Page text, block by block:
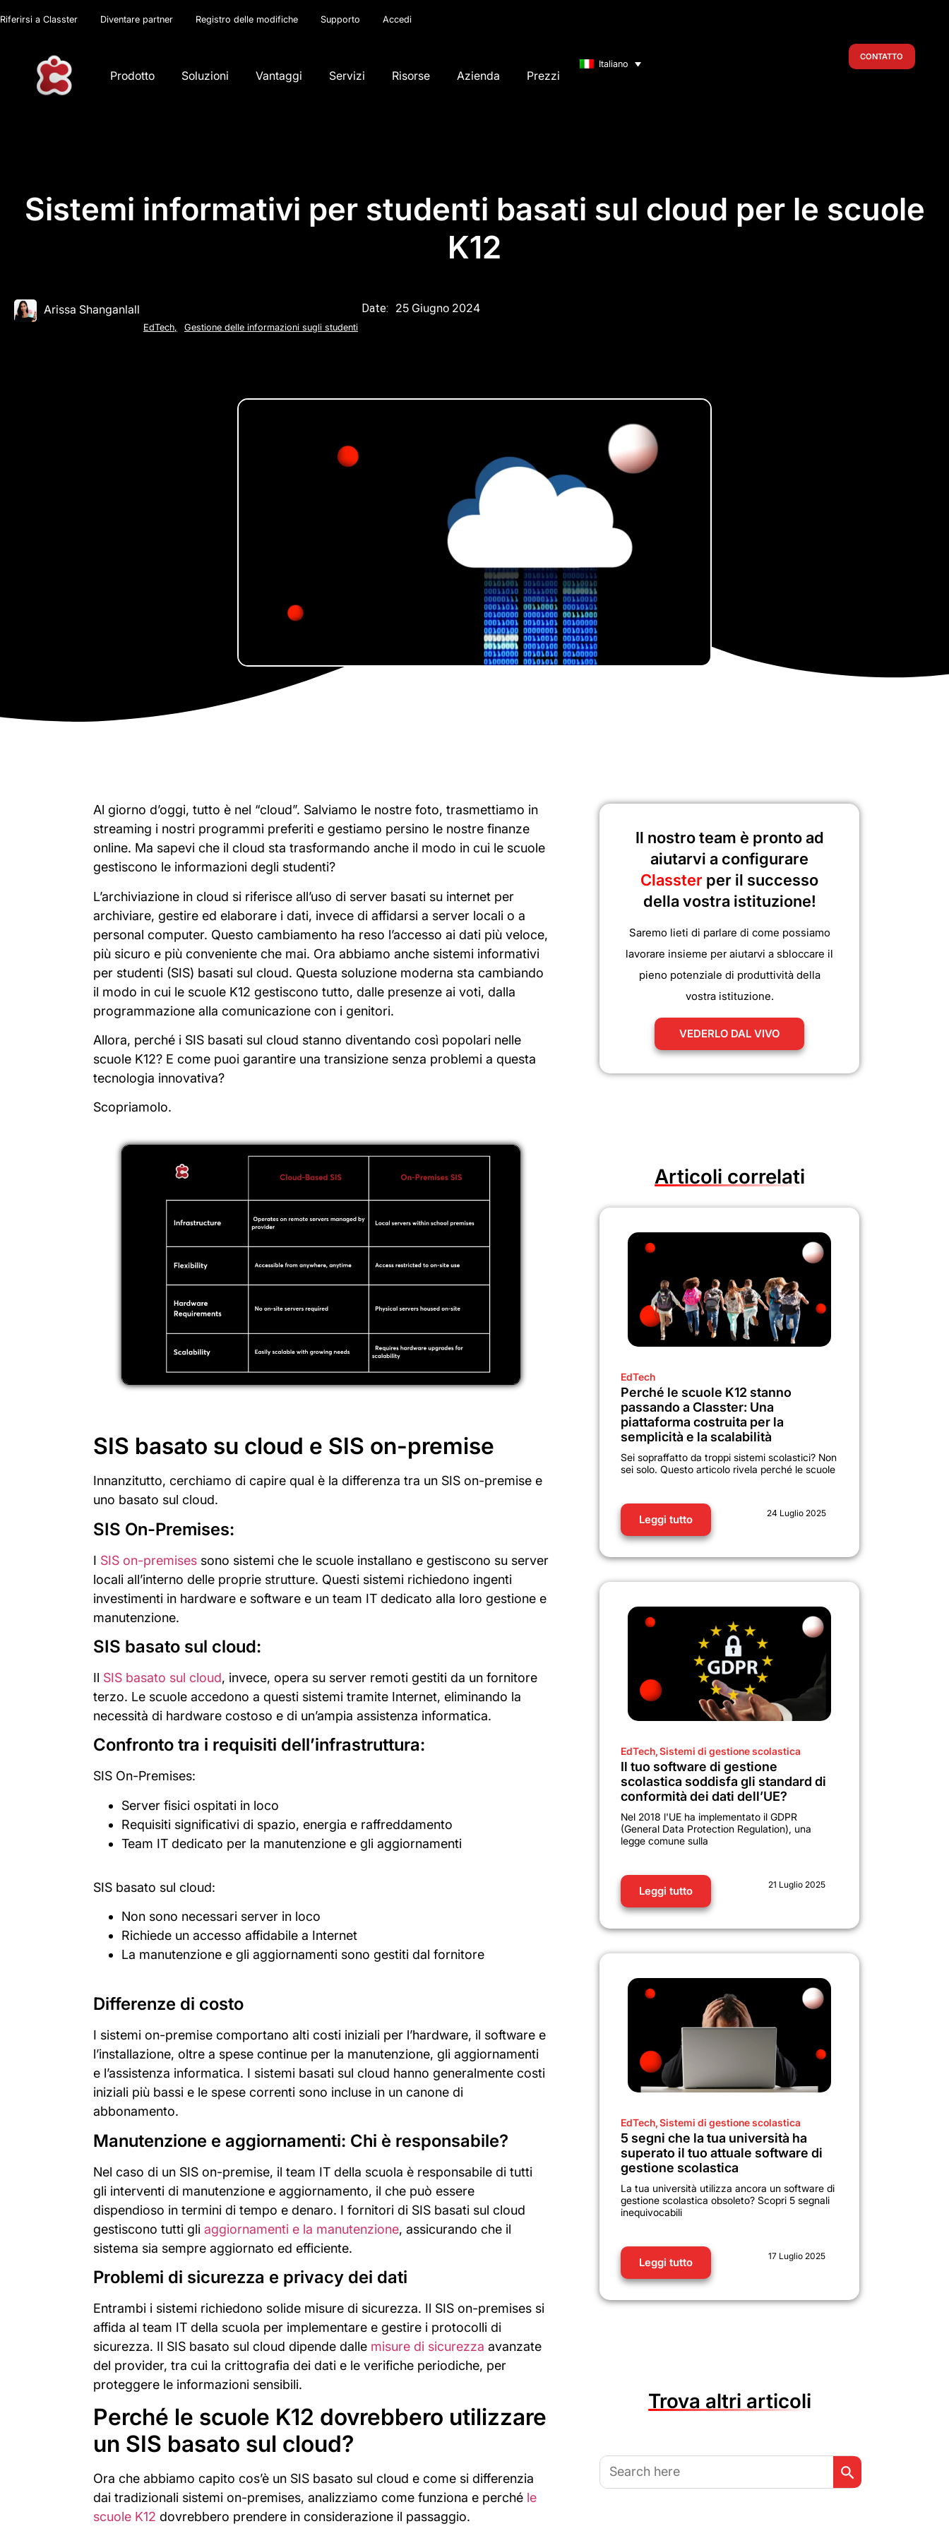
Riferirsi a Classter Diventare partner Registro delle modifiche Supporto Accedi
Prodotto Soluzioni Vantaggi Servizi Risorse Azienda Prezzi
Italiano
CONTATTO
Sistemi informativi per studenti basati sul cloud per le scuole
K12
Arissa Shanganlall
EdTech, Gestione delle informazioni sugli studenti
Date: 25 Giugno 2024
Al giorno d’oggi, tutto è nel “cloud”. Salviamo le nostre foto, trasmettiamo in
streaming i nostri programmi preferiti e gestiamo persino le nostre finanze
online. Ma sapevi che il cloud sta trasformando anche il modo in cui le scuole
gestiscono le informazioni degli studenti?
L’archiviazione in cloud si riferisce all’uso di server basati su internet per
archiviare, gestire ed elaborare i dati, invece di affidarsi a server locali o a
personal computer. Questo cambiamento ha reso l’accesso ai dati più veloce,
più sicuro e più conveniente che mai. Ora abbiamo anche sistemi informativi
per studenti (SIS) basati sul cloud. Questa soluzione moderna sta cambiando
il modo in cui le scuole K12 gestiscono tutto, dalle presenze ai voti, dalla
programmazione alla comunicazione con i genitori.
Allora, perché i SIS basati sul cloud stanno diventando così popolari nelle
scuole K12? E come puoi garantire una transizione senza problemi a questa
tecnologia innovativa?
Scopriamolo.
SIS basato su cloud e SIS on-premise
Innanzitutto, cerchiamo di capire qual è la differenza tra un SIS on-premise e
uno basato sul cloud.
SIS On-Premises:
I SIS on-premises sono sistemi che le scuole installano e gestiscono su server
locali all’interno delle proprie strutture. Questi sistemi richiedono ingenti
investimenti in hardware e software e un team IT dedicato alla loro gestione e
manutenzione.
SIS basato sul cloud:
Il SIS basato sul cloud, invece, opera su server remoti gestiti da un fornitore
terzo. Le scuole accedono a questi sistemi tramite Internet, eliminando la
necessità di hardware costoso e di un’ampia assistenza informatica.
Confronto tra i requisiti dell’infrastruttura:
SIS On-Premises:
Server fisici ospitati in loco
Requisiti significativi di spazio, energia e raffreddamento
Team IT dedicato per la manutenzione e gli aggiornamenti
SIS basato sul cloud:
Non sono necessari server in loco
Richiede un accesso affidabile a Internet
La manutenzione e gli aggiornamenti sono gestiti dal fornitore
Differenze di costo
I sistemi on-premise comportano alti costi iniziali per l’hardware, il software e
l’installazione, oltre a spese continue per la manutenzione, gli aggiornamenti
e l’assistenza informatica. I sistemi basati sul cloud hanno generalmente costi
iniziali più bassi e le spese correnti sono incluse in un canone di
abbonamento.
Manutenzione e aggiornamenti: Chi è responsabile?
Nel caso di un SIS on-premise, il team IT della scuola è responsabile di tutti
gli interventi di manutenzione e aggiornamento, il che può essere
dispendioso in termini di tempo e denaro. I fornitori di SIS basati sul cloud
gestiscono tutti gli aggiornamenti e la manutenzione, assicurando che il
sistema sia sempre aggiornato ed efficiente.
Problemi di sicurezza e privacy dei dati
Entrambi i sistemi richiedono solide misure di sicurezza. Il SIS on-premises si
affida al team IT della scuola per implementare e gestire i protocolli di
sicurezza. Il SIS basato sul cloud dipende dalle misure di sicurezza avanzate
del provider, tra cui la crittografia dei dati e le verifiche periodiche, per
proteggere le informazioni sensibili.
Perché le scuole K12 dovrebbero utilizzare
un SIS basato sul cloud?
Ora che abbiamo capito cos’è un SIS basato sul cloud e come si differenzia
dai tradizionali sistemi on-premises, analizziamo come funziona e perché le
scuole K12 dovrebbero prendere in considerazione il passaggio.
Il nostro team è pronto ad
aiutarvi a configurare
Classter per il successo
della vostra istituzione!
Saremo lieti di parlare di come possiamo
lavorare insieme per aiutarvi a sbloccare il
pieno potenziale di produttività della
vostra istituzione.
VEDERLO DAL VIVO
Articoli correlati
EdTech
Perché le scuole K12 stanno
passando a Classter: Una
piattaforma costruita per la
semplicità e la scalabilità
Sei sopraffatto da troppi sistemi scolastici? Non
sei solo. Questo articolo rivela perché le scuole
Leggi tutto 24 Luglio 2025
EdTech,Sistemi di gestione scolastica
Il tuo software di gestione
scolastica soddisfa gli standard di
conformità dei dati dell’UE?
Nel 2018 l'UE ha implementato il GDPR
(General Data Protection Regulation), una
legge comune sulla
Leggi tutto 21 Luglio 2025
EdTech,Sistemi di gestione scolastica
5 segni che la tua università ha
superato il tuo attuale software di
gestione scolastica
La tua università utilizza ancora un software di
gestione scolastica obsoleto? Scopri 5 segnali
inequivocabili
Leggi tutto 17 Luglio 2025
Trova altri articoli
Search
for:
Search Button